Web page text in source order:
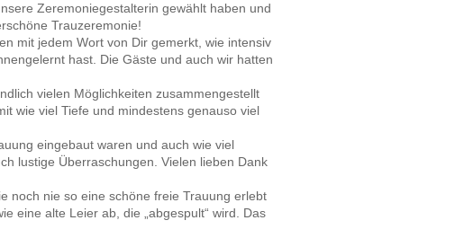
Zeremoniegestalterin gewählt haben und
Trauzeremonie!
mit jedem Wort von Dir gemerkt, wie intensiv
hast. Die Gäste und auch wir hatten
vielen Möglichkeiten zusammengestellt
wie viel Tiefe und mindestens genauso viel
eingebaut waren und auch wie viel
lustige Überraschungen. Vielen lieben Dank
noch nie so eine schöne freie Trauung erlebt
eine alte Leier ab, die „abgespult“ wird. Das